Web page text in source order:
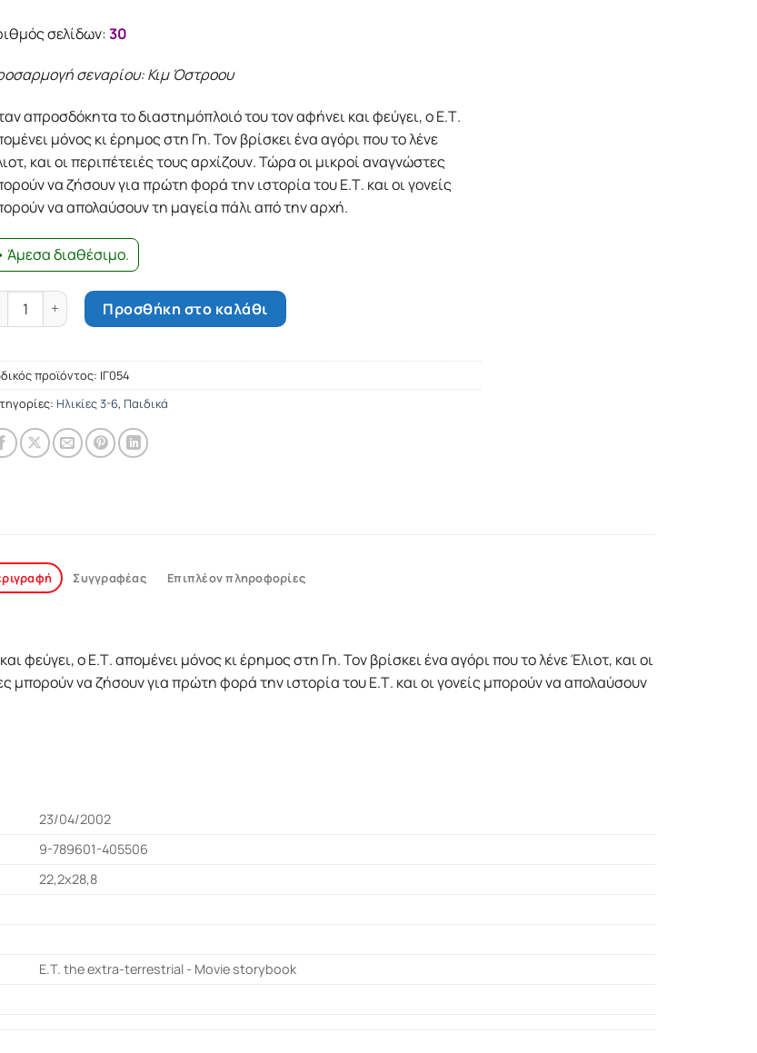
σελίδων:30
σεναρίου: Κιμ Όστροου
απροσδόκητα το διαστημόπλοιό του τον αφήνει και φεύγει, ο Ε.Τ.
μόνος κι έρημος στη Γη. Τον βρίσκει ένα αγόρι που το λένε
και οι περιπέτειές τους αρχίζουν. Τώρα οι μικροί αναγνώστες
να ζήσουν για πρώτη φορά την ιστορία του Ε.Τ. και οι γονείς
να απολαύσουν τη μαγεία πάλι από την αρχή.
Άμεσα διαθέσιμο.
ο εξωγήινος - Η ιστορία ποσότητα
Προσθήκη στο καλάθι
προϊόντος: ΙΓ054
Ηλικίες 3-6, Παιδικά
Συγγραφέας Επιπλέον πληροφορίες
φεύγει, ο Ε.Τ. απομένει μόνος κι έρημος στη Γη. Τον βρίσκει ένα αγόρι που το λένε Έλιοτ, και οι
μπορούν να ζήσουν για πρώτη φορά την ιστορία του Ε.Τ. και οι γονείς μπορούν να απολαύσουν
23/04/2002
9-789601-405506
22,2x28,8
E.T. the extra-terrestrial - Movie storybook